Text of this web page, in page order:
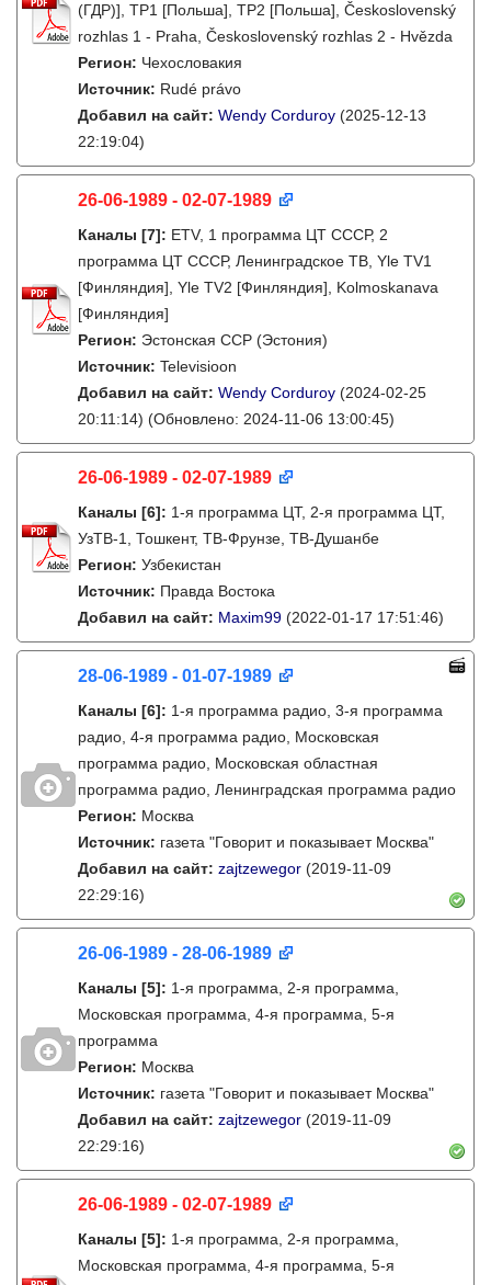
(ГДР)], TP1 [Польша], TP2 [Польша], Československý
rozhlas 1 - Praha, Československý rozhlas 2 - Hvězda
Регион: Чехословакия
Источник: Rudé právo
Добавил на сайт: Wendy Corduroy (2025-12-13
22:19:04)
26-06-1989 - 02-07-1989
Каналы [7]: ETV, 1 программа ЦТ СССР, 2
программа ЦТ СССР, Ленинградское ТВ, Yle TV1
[Финляндия], Yle TV2 [Финляндия], Kolmoskanava
[Финляндия]
Регион: Эстонская ССР (Эстония)
Источник: Televisioon
Добавил на сайт: Wendy Corduroy (2024-02-25
20:11:14) (Обновлено: 2024-11-06 13:00:45)
26-06-1989 - 02-07-1989
Каналы [6]: 1-я программа ЦТ, 2-я программа ЦТ,
УзТВ-1, Тошкент, ТВ-Фрунзе, ТВ-Душанбе
Регион: Узбекистан
Источник: Правда Востока
Добавил на сайт: Maxim99 (2022-01-17 17:51:46)
28-06-1989 - 01-07-1989
Каналы [6]: 1-я программа радио, 3-я программа
радио, 4-я программа радио, Московская
программа радио, Московская областная
программа радио, Ленинградская программа радио
Регион: Москва
Источник: газета "Говорит и показывает Москва"
Добавил на сайт: zajtzewegor (2019-11-09
22:29:16)
26-06-1989 - 28-06-1989
Каналы [5]: 1-я программа, 2-я программа,
Московская программа, 4-я программа, 5-я
программа
Регион: Москва
Источник: газета "Говорит и показывает Москва"
Добавил на сайт: zajtzewegor (2019-11-09
22:29:16)
26-06-1989 - 02-07-1989
Каналы [5]: 1-я программа, 2-я программа,
Московская программа, 4-я программа, 5-я